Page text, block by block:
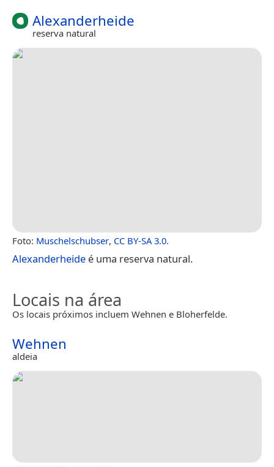
Alexanderheide
reserva natural
Foto: Muschelschubser, CC BY-SA 3.0.
Alexanderheide é uma reserva natural.
Locais na área
Os locais próximos incluem Wehnen e Bloherfelde.
Wehnen
aldeia